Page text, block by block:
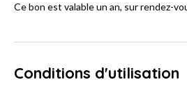
Ce bon est valable un an, sur rendez-
Conditions d'utilisation